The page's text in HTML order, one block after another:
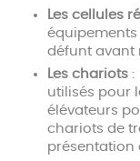
Les cellules
défunt avant
Les chariots :
utilisés pour
élévateurs
chariots de
présentation